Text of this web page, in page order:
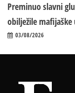
Preminuo slavni
obilježile mafijaške
03/08/2026